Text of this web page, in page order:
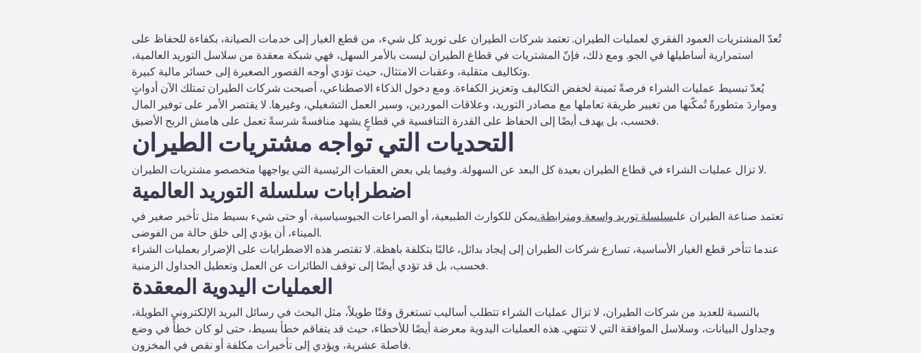
تُعدّ المشتريات العمود الفقري لعمليات الطيران. تعتمد شركات الطيران على توريد كل شيء، من قطع الغيار إلى خدمات الصيانة، بكفاءة للحفاظ على
استمرارية أساطيلها في الجو. ومع ذلك، فإنّ المشتريات في قطاع الطيران ليست بالأمر السهل، فهي شبكة معقدة من سلاسل التوريد العالمية،
وتكاليف متقلبة، وعقبات الامتثال، حيث تؤدي أوجه القصور الصغيرة إلى خسائر مالية كبيرة.
يُعدّ تبسيط عمليات الشراء فرصةً ثمينة لخفض التكاليف وتعزيز الكفاءة. ومع دخول الذكاء الاصطناعي، أصبحت شركات الطيران تمتلك الآن أدواتٍ
ومواردَ متطورةً تُمكّنها من تغيير طريقة تعاملها مع مصادر التوريد، وعلاقات الموردين، وسير العمل التشغيلي، وغيرها. لا يقتصر الأمر على توفير المال
فحسب، بل يهدف أيضًا إلى الحفاظ على القدرة التنافسية في قطاعٍ يشهد منافسةً شرسةً تعمل على هامش الربح الأضيق.
التحديات التي تواجه مشتريات الطيران
لا تزال عمليات الشراء في قطاع الطيران بعيدة كل البعد عن السهولة. وفيما يلي بعض العقبات الرئيسية التي يواجهها متخصصو مشتريات الطيران.
اضطرابات سلسلة التوريد العالمية
تعتمد صناعة الطيران علىسلسلة توريد واسعة ومترابطة.يمكن للكوارث الطبيعية، أو الصراعات الجيوسياسية، أو حتى شيء بسيط مثل تأخير صغير في
الميناء، أن يؤدي إلى خلق حالة من الفوضى.
عندما تتأخر قطع الغيار الأساسية، تسارع شركات الطيران إلى إيجاد بدائل، غالبًا بتكلفة باهظة. لا تقتصر هذه الاضطرابات على الإضرار بعمليات الشراء
فحسب، بل قد تؤدي أيضًا إلى توقف الطائرات عن العمل وتعطيل الجداول الزمنية.
العمليات اليدوية المعقدة
بالنسبة للعديد من شركات الطيران، لا تزال عمليات الشراء تتطلب أساليب تستغرق وقتًا طويلاً، مثل البحث في رسائل البريد الإلكتروني الطويلة،
وجداول البيانات، وسلاسل الموافقة التي لا تنتهي. هذه العمليات اليدوية معرضة أيضًا للأخطاء، حيث قد يتفاقم خطأ بسيط، حتى لو كان خطأً في وضع
فاصلة عشرية، ويؤدي إلى تأخيرات مكلفة أو نقص في المخزون.